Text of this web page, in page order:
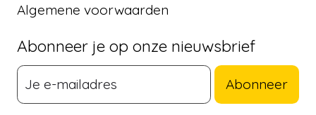
Algemene voorwaarden
Abonneer je op onze nieuwsbrief
Abonneer